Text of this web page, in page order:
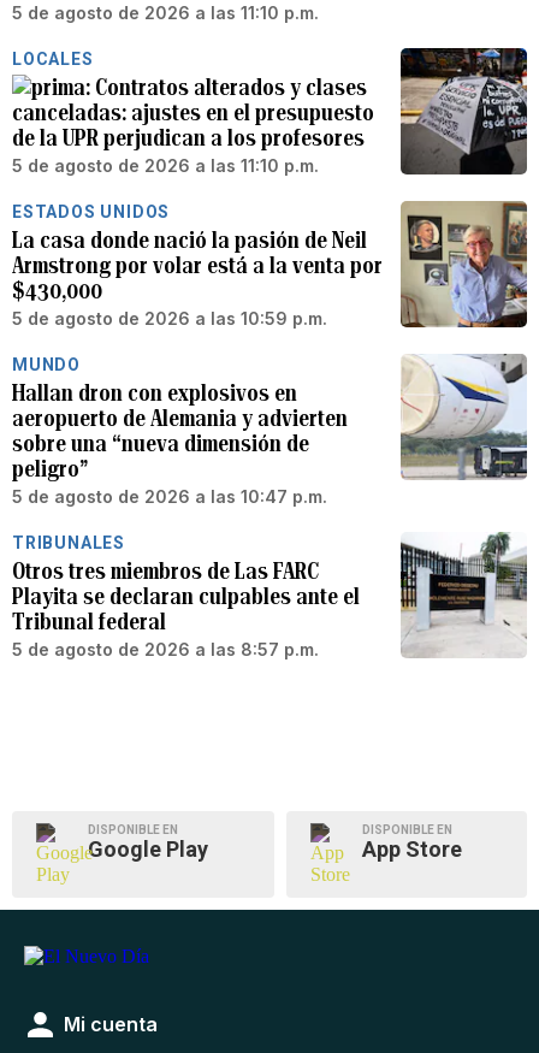
5 de agosto de 2026 a las 11:10 p.m.
LOCALES
Contratos alterados y clases
canceladas: ajustes en el presupuesto
de la UPR perjudican a los profesores
5 de agosto de 2026 a las 11:10 p.m.
ESTADOS UNIDOS
La casa donde nació la pasión de Neil
Armstrong por volar está a la venta por
$430,000
5 de agosto de 2026 a las 10:59 p.m.
MUNDO
Hallan dron con explosivos en
aeropuerto de Alemania y advierten
sobre una “nueva dimensión de
peligro”
5 de agosto de 2026 a las 10:47 p.m.
TRIBUNALES
Otros tres miembros de Las FARC
Playita se declaran culpables ante el
Tribunal federal
5 de agosto de 2026 a las 8:57 p.m.
DISPONIBLE EN
Google Play
DISPONIBLE EN
App Store
Mi cuenta